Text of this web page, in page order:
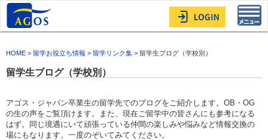
HOME > 留学お役立ち情報 > 留学リンク集 > 留学生ブログ（学校別）
留学生ブログ（学校別）
アゴス・ジャパン卒業生の留学先でのブログをご紹介します。OB・OG
の生の声をご覧頂けます。また、現在ご留学中の皆さんにも参考になる
はず。同じ境遇にいて頑張っている仲間の楽しみや悩みなど情報交換の
場にもなります。一度のぞいてみてください。